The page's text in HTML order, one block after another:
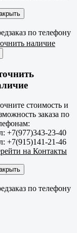
по телефону
наличие
стоимость и
заказа по
+7(977)343-23-40
+7(915)141-21-46
на Контакты
по телефону